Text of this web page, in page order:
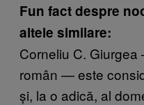
Fun fact despre
altele similare:
Corneliu C.
român — este
și, la o adică, al